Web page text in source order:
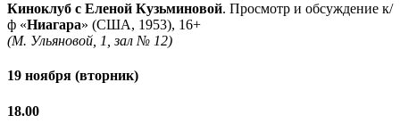
Киноклуб с Еленой Кузьминовой. Просмотр и обсуждение к/
ф «Ниагара» (США, 1953), 16+
(М. Ульяновой, 1, зал № 12)
19 ноября (вторник)
18.00